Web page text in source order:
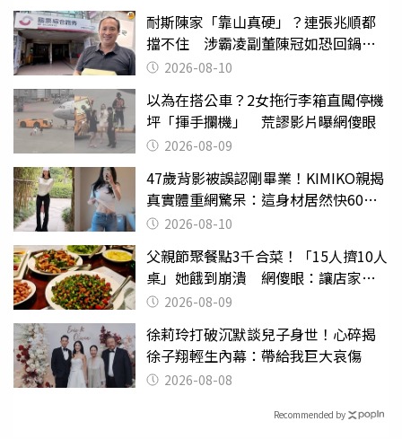
耐斯陳家「靠山真硬」？連張兆順都
擋不住 涉霸凌副董陳冠如恐回鍋國
票證2026-08-10
以為在搭公車？2女拖行李箱直闖停機
坪「揮手攔機」 荒謬影片曝網傻眼
2026-08-09
47歲背影被誤認剛畢業！KIMIKO親揭
真實體重網驚呆：這身材居然快60公
斤？2026-08-10
父親節聚餐點3千合菜！「15人擠10人
桌」她餓到崩潰 網傻眼：讓店家看
笑話2026-08-09
徐莉玲打破沉默談兒子身世！心碎揭
徐子翔輕生內幕：帶給我巨大哀傷
2026-08-08
Recommended by